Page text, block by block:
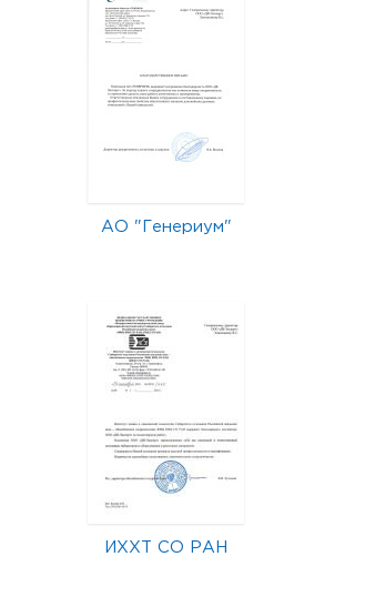
АО "Генериум"
ИХХТ СО РАН